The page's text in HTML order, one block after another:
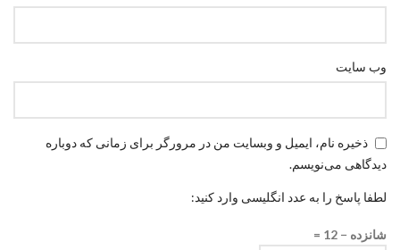
وب‌ سایت
ذخیره نام، ایمیل و وبسایت من در مرورگر برای زمانی که دوباره
دیدگاهی می‌نویسم.
لطفا پاسخ را به عدد انگلیسی وارد کنید:
شانزده − 12 =